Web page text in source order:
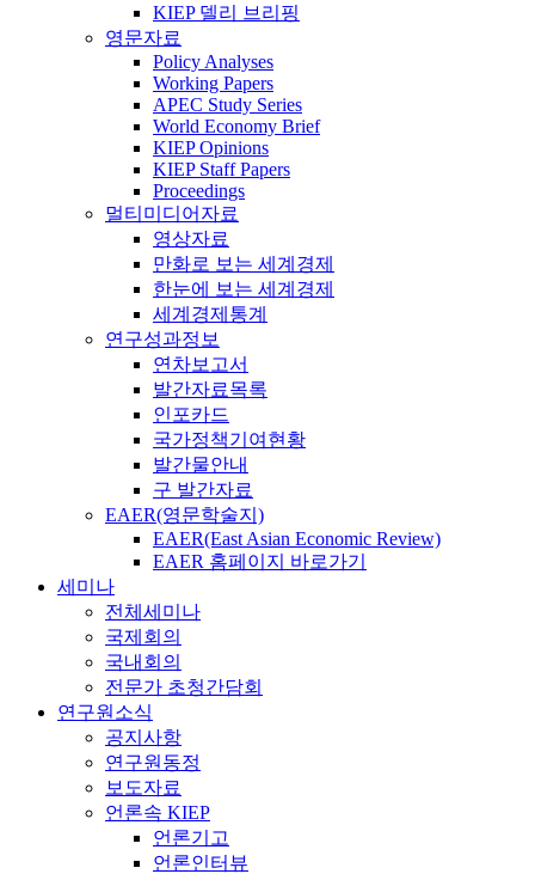
KIEP 델리 브리핑
영문자료
Policy Analyses
Working Papers
APEC Study Series
World Economy Brief
KIEP Opinions
KIEP Staff Papers
Proceedings
멀티미디어자료
영상자료
만화로 보는 세계경제
한눈에 보는 세계경제
세계경제통계
연구성과정보
연차보고서
발간자료목록
인포카드
국가정책기여현황
발간물안내
구 발간자료
EAER(영문학술지)
EAER(East Asian Economic Review)
EAER 홈페이지 바로가기
세미나
전체세미나
국제회의
국내회의
전문가 초청간담회
연구원소식
공지사항
연구원동정
보도자료
언론속 KIEP
언론기고
언론인터뷰